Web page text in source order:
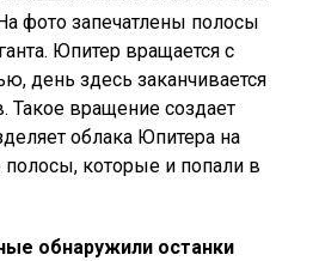
фото запечатлены полосы
Юпитер вращается с
день здесь заканчивается
Такое вращение создает
облака Юпитера на
которые и попали в
обнаружили останки